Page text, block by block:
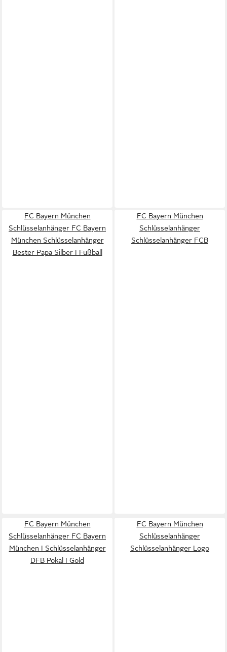
FC Bayern München
Schlüsselanhänger FC Bayern
München Schlüsselanhänger
Bester Papa Silber I Fußball
FC Bayern München
Schlüsselanhänger
Schlüsselanhänger FCB
FC Bayern München
Schlüsselanhänger FC Bayern
München I Schlüsselanhänger
DFB Pokal I Gold
FC Bayern München
Schlüsselanhänger
Schlüsselanhänger Logo